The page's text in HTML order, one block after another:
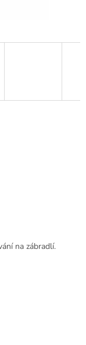
na zábradlí.